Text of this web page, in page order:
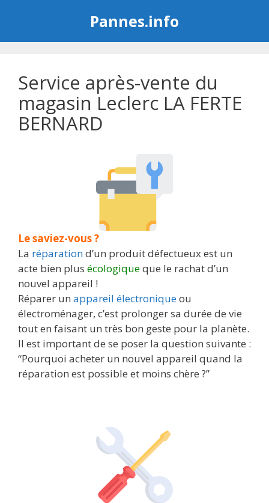
Pannes.info
Service après-vente du
magasin Leclerc LA FERTE
BERNARD
Le saviez-vous ?
La réparationd’un produit défectueux est un
acte bien plus écologiqueque le rachat d’un
nouvel appareil !
Réparer un appareil électroniqueou
électroménager, c’est prolonger sa durée de vie
tout en faisant un très bon geste pour la planète.
Il est important de se poser la question suivante :
“Pourquoi acheter un nouvel appareil quand la
réparation est possible et moins chère ?”